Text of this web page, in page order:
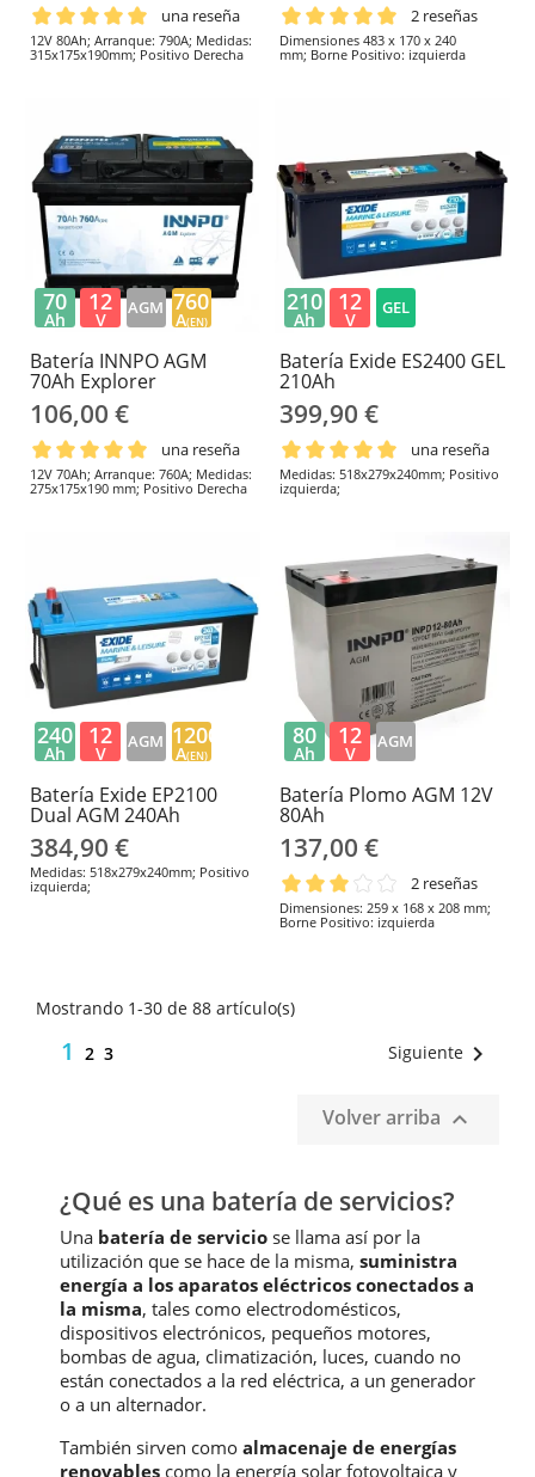
una reseña
12V 80Ah; Arranque: 790A; Medidas:
315x175x190mm; Positivo Derecha
2 reseñas
Dimensiones 483 x 170 x 240
mm; Borne Positivo: izquierda
Batería INNPO AGM
70Ah Explorer
106,00 €
una reseña
12V 70Ah; Arranque: 760A; Medidas:
275x175x190 mm; Positivo Derecha
70
Ah
12
V
AGM 760
A(EN)
Batería Exide ES2400 GEL
210Ah
399,90 €
una reseña
Medidas: 518x279x240mm; Positivo
izquierda;
210
Ah
12
V
GEL
Batería Exide EP2100
Dual AGM 240Ah
384,90 €
Medidas: 518x279x240mm; Positivo
izquierda;
240
Ah
12
V
AGM 1200
A(EN)
Batería Plomo AGM 12V
80Ah
137,00 €
2 reseñas
Dimensiones: 259 x 168 x 208 mm;
Borne Positivo: izquierda
80
Ah
12
V
AGM
Mostrando 1-30 de 88 artículo(s)
1 2 3 Siguiente 
Volver arriba 
¿Qué es una batería de servicios?
Una batería de servicio se llama así por la
utilización que se hace de la misma, suministra
energía a los aparatos eléctricos conectados a
la misma, tales como electrodomésticos,
dispositivos electrónicos, pequeños motores,
bombas de agua, climatización, luces, cuando no
están conectados a la red eléctrica, a un generador
o a un alternador.
También sirven como almacenaje de energías
renovables como la energía solar fotovoltaica y